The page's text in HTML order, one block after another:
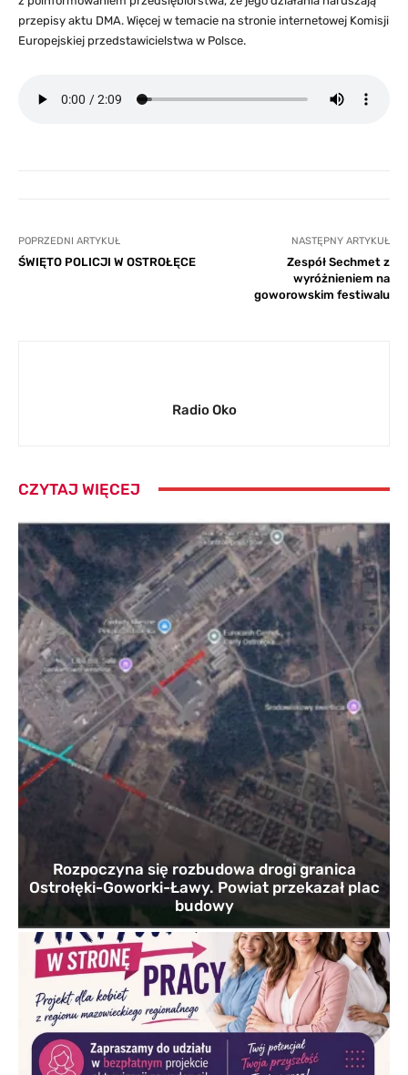
przepisy aktu DMA. Więcej w temacie na stronie internetowej Komisji
Europejskiej przedstawicielstwa w Polsce.
POPRZEDNI ARTYKUŁ
ŚWIĘTO POLICJI W OSTROŁĘCE
NASTĘPNY ARTYKUŁ
Zespół Sechmet z
wyróżnieniem na
goworowskim festiwalu
Radio Oko
CZYTAJ WIĘCEJ
Rozpoczyna się rozbudowa drogi granica
Ostrołęki-Goworki-Ławy. Powiat przekazał plac
budowy